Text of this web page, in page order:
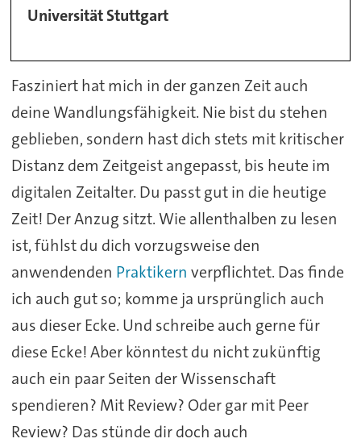
Universität Stuttgart
Fasziniert hat mich in der ganzen Zeit auch
deine Wandlungsfähigkeit. Nie bist du stehen
geblieben, sondern hast dich stets mit kritischer
Distanz dem Zeitgeist angepasst, bis heute im
digitalen Zeitalter. Du passt gut in die heutige
Zeit! Der Anzug sitzt. Wie allenthalben zu lesen
ist, fühlst du dich vorzugsweise den
anwendenden Praktikern verpflichtet. Das finde
ich auch gut so; komme ja ursprünglich auch
aus dieser Ecke. Und schreibe auch gerne für
diese Ecke! Aber könntest du nicht zukünftig
auch ein paar Seiten der Wissenschaft
spendieren? Mit Review? Oder gar mit Peer
Review? Das stünde dir doch auch